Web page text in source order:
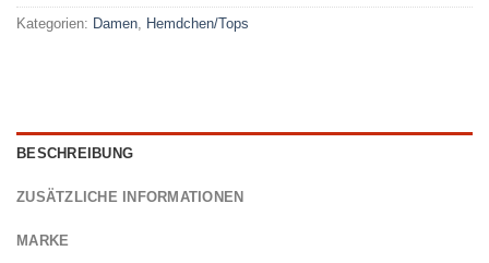
Kategorien: Damen, Hemdchen/Tops
BESCHREIBUNG
ZUSÄTZLICHE INFORMATIONEN
MARKE